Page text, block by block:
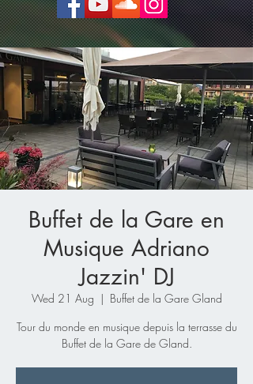
Buffet de la Gare en
Musique Adriano
Jazzin' DJ
Wed 21 Aug
  |
Buffet de la Gare Gland
Tour du monde en musique depuis la terrasse du
Buffet de la Gare de Gland.